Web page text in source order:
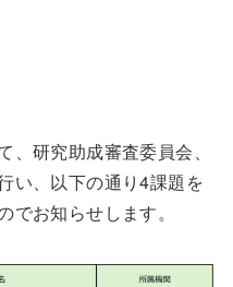
研究助成審査委員会、
い、以下の通り4課題を
お知らせします。